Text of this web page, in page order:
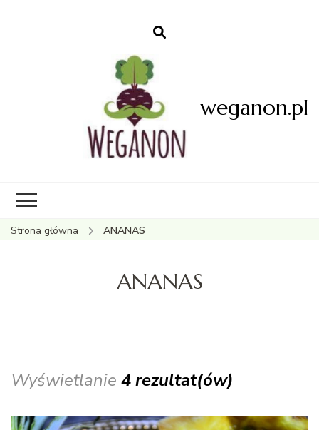
weganon.pl
Strona główna ANANAS
ANANAS
Wyświetlanie 4 rezultat(ów)